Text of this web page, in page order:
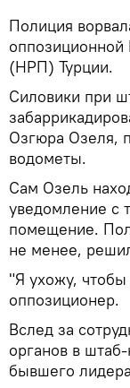
Полиция
оппозиционной
(НРП) Турции.
Силовики при
Озгюра Озеля,
водометы.
Сам Озель
уведомление с
помещение.
не менее,
"Я ухожу, чтобы
оппозиционер.
Вслед за
органов в
бывшего